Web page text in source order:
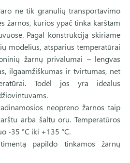
ne tik granulių transportavimo
žarnos, kurios ypač tinka karštam
Pagal konstrukciją skiriame
modelius, atsparius temperatūrai
žarnų privalumai – lengvas
ilgaamžiškumas ir tvirtumas, net
Todėl jos yra idealus
neopreno žarnos taip
arba šaltu oru. Temperatūros
-35 °C iki +135 °C.
papildo tinkamos žarnų